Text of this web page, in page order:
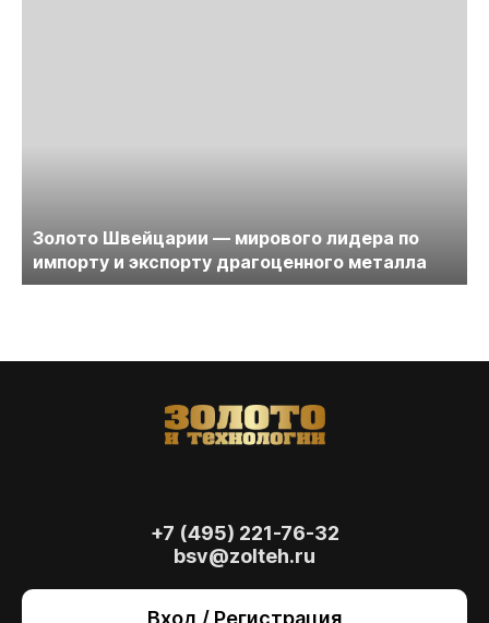
Золото Швейцарии — мирового лидера по
импорту и экспорту драгоценного металла
+7 (495) 221-76-32
bsv@zolteh.ru
Вход / Регистрация